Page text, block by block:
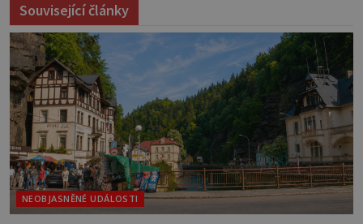
Související články
NEOBJASNĚNÉ UDÁLOSTI